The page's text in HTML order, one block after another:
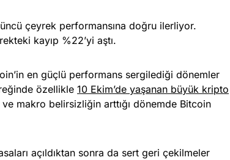
çeyrek performansına doğru ilerliyor.
kayıp %22’yi aştı.
en güçlü performans sergilediği dönemler
özellikle 10 Ekim’de yaşanan büyük kripto
ve makro belirsizliğin arttığı dönemde Bitcoin
açıldıktan sonra da sert geri çekilmeler